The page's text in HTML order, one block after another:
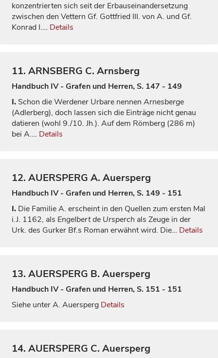
konzentrierten sich seit der Erbauseinandersetzung
zwischen den Vettern Gf. Gottfried III. von A. und Gf.
Konrad I.… Details
11. ARNSBERG C. Arnsberg
Handbuch IV - Grafen und Herren, S. 147 - 149
I. Schon die Werdener Urbare nennen Arnesberge
(Adlerberg), doch lassen sich die Einträge nicht genau
datieren (wohl 9./10. Jh.). Auf dem Römberg (286 m)
bei A.… Details
12. AUERSPERG A. Auersperg
Handbuch IV - Grafen und Herren, S. 149 - 151
I. Die Familie A. erscheint in den Quellen zum ersten Mal
i.J. 1162, als Engelbert de Ursperch als Zeuge in der
Urk. des Gurker Bf.s Roman erwähnt wird. Die… Details
13. AUERSPERG B. Auersperg
Handbuch IV - Grafen und Herren, S. 151 - 151
Siehe unter A. Auersperg Details
14. AUERSPERG C. Auersperg